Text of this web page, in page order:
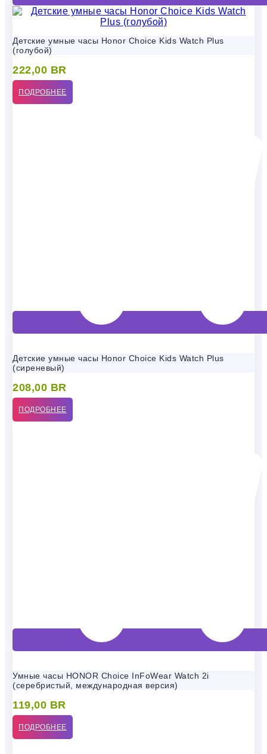
Детские умные часы Honor Choice Kids Watch Plus
(голубой)
222,00 BR
ПОДРОБНЕЕ
Детские умные часы Honor Choice Kids Watch Plus
(сиреневый)
208,00 BR
ПОДРОБНЕЕ
Умные часы HONOR Choice InFoWear Watch 2i
(серебристый, международная версия)
119,00 BR
ПОДРОБНЕЕ